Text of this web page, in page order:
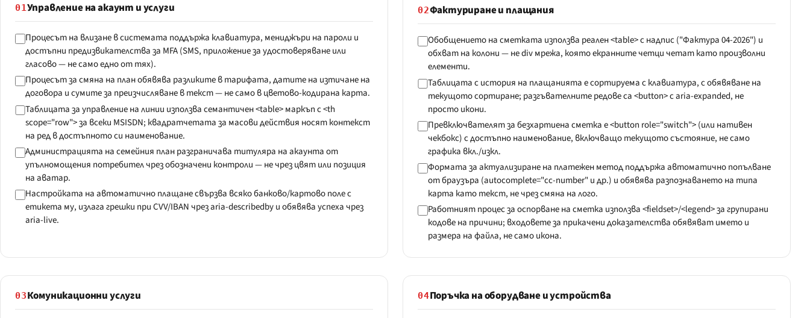
01Управление на акаунт и услуги
Процесът на влизане в системата поддържа клавиатура, мениджъри на пароли и
достъпни предизвикателства за MFA (SMS, приложение за удостоверяване или
гласово — не само едно от тях).
Процесът за смяна на план обявява разликите в тарифата, датите на изтичане на
договора и сумите за преизчисляване в текст — не само в цветово-кодирана карта.
Таблицата за управление на линии използва семантичен <table> маркъп с <th
scope="row"> за всеки MSISDN; квадратчетата за масови действия носят контекст
на ред в достъпното си наименование.
Администрацията на семейния план разграничава титуляра на акаунта от
упълномощения потребител чрез обозначени контроли — не чрез цвят или позиция
на аватар.
Настройката на автоматично плащане свързва всяко банково/картово поле с
етикета му, излага грешки при CVV/IBAN чрез aria-describedby и обявява успеха чрез
aria-live.
02Фактуриране и плащания
Обобщението на сметката използва реален <table> с надпис ("Фактура 04-2026") и
обхват на колони — не div мрежа, която екранните четци четат като произволни
елементи.
Таблицата с история на плащанията е сортируема с клавиатура, с обявяване на
текущото сортиране; разгъвателните редове са <button> с aria-expanded, не
просто икони.
Превключвателят за безхартиена сметка е <button role="switch"> (или нативен
чекбокс) с достъпно наименование, включващо текущото състояние, не само
графика вкл./изкл.
Формата за актуализиране на платежен метод поддържа автоматично попълване
от браузъра (autocomplete="cc-number" и др.) и обявява разпознаването на типа
карта като текст, не чрез смяна на лого.
Работният процес за оспорване на сметка използва <fieldset>/<legend> за групирани
кодове на причини; входовете за прикачени доказателства обявяват името и
размера на файла, не само икона.
03Комуникационни услуги 04Поръчка на оборудване и устройства